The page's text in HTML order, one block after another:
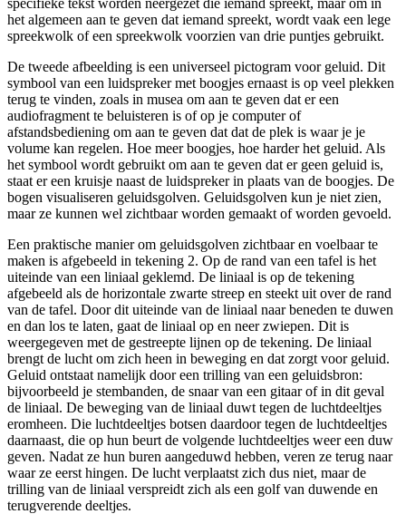
het algemeen aan te geven dat iemand spreekt, wordt vaak een lege
spreekwolk of een spreekwolk voorzien van drie puntjes gebruikt.
De tweede afbeelding is een universeel pictogram voor geluid. Dit
symbool van een luidspreker met boogjes ernaast is op veel plekken
terug te vinden, zoals in musea om aan te geven dat er een
audiofragment te beluisteren is of op je computer of
afstandsbediening om aan te geven dat dat de plek is waar je je
volume kan regelen. Hoe meer boogjes, hoe harder het geluid. Als
het symbool wordt gebruikt om aan te geven dat er geen geluid is,
staat er een kruisje naast de luidspreker in plaats van de boogjes. De
bogen visualiseren geluidsgolven. Geluidsgolven kun je niet zien,
maar ze kunnen wel zichtbaar worden gemaakt of worden gevoeld.
Een praktische manier om geluidsgolven zichtbaar en voelbaar te
maken is afgebeeld in tekening 2. Op de rand van een tafel is het
uiteinde van een liniaal geklemd. De liniaal is op de tekening
afgebeeld als de horizontale zwarte streep en steekt uit over de rand
van de tafel. Door dit uiteinde van de liniaal naar beneden te duwen
en dan los te laten, gaat de liniaal op en neer zwiepen. Dit is
weergegeven met de gestreepte lijnen op de tekening. De liniaal
brengt de lucht om zich heen in beweging en dat zorgt voor geluid.
Geluid ontstaat namelijk door een trilling van een geluidsbron:
bijvoorbeeld je stembanden, de snaar van een gitaar of in dit geval
de liniaal. De beweging van de liniaal duwt tegen de luchtdeeltjes
eromheen. Die luchtdeeltjes botsen daardoor tegen de luchtdeeltjes
daarnaast, die op hun beurt de volgende luchtdeeltjes weer een duw
geven. Nadat ze hun buren aangeduwd hebben, veren ze terug naar
waar ze eerst hingen. De lucht verplaatst zich dus niet, maar de
trilling van de liniaal verspreidt zich als een golf van duwende en
terugverende deeltjes.